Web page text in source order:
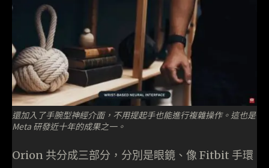
還加入了手腕型神經介面，不用提起手也能進行複雜操作。這也是
Meta 研發近十年的成果之一。
Orion 共分成三部分，分別是眼鏡、像 Fitbit 手環